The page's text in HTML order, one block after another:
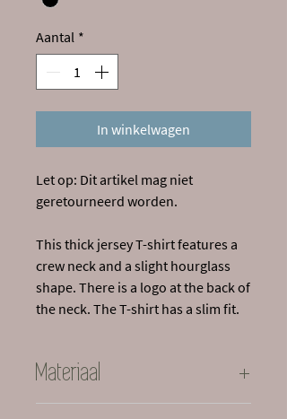
Aantal *
In winkelwagen
Let op: Dit artikel mag niet
geretourneerd worden.
This thick jersey T-shirt features a
crew neck and a slight hourglass
shape. There is a logo at the back of
the neck. The T-shirt has a slim fit.
Materiaal